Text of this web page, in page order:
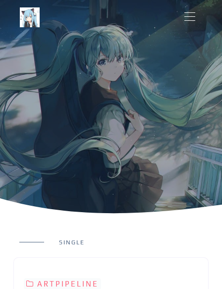
SINGLE
ARTPIPELINE